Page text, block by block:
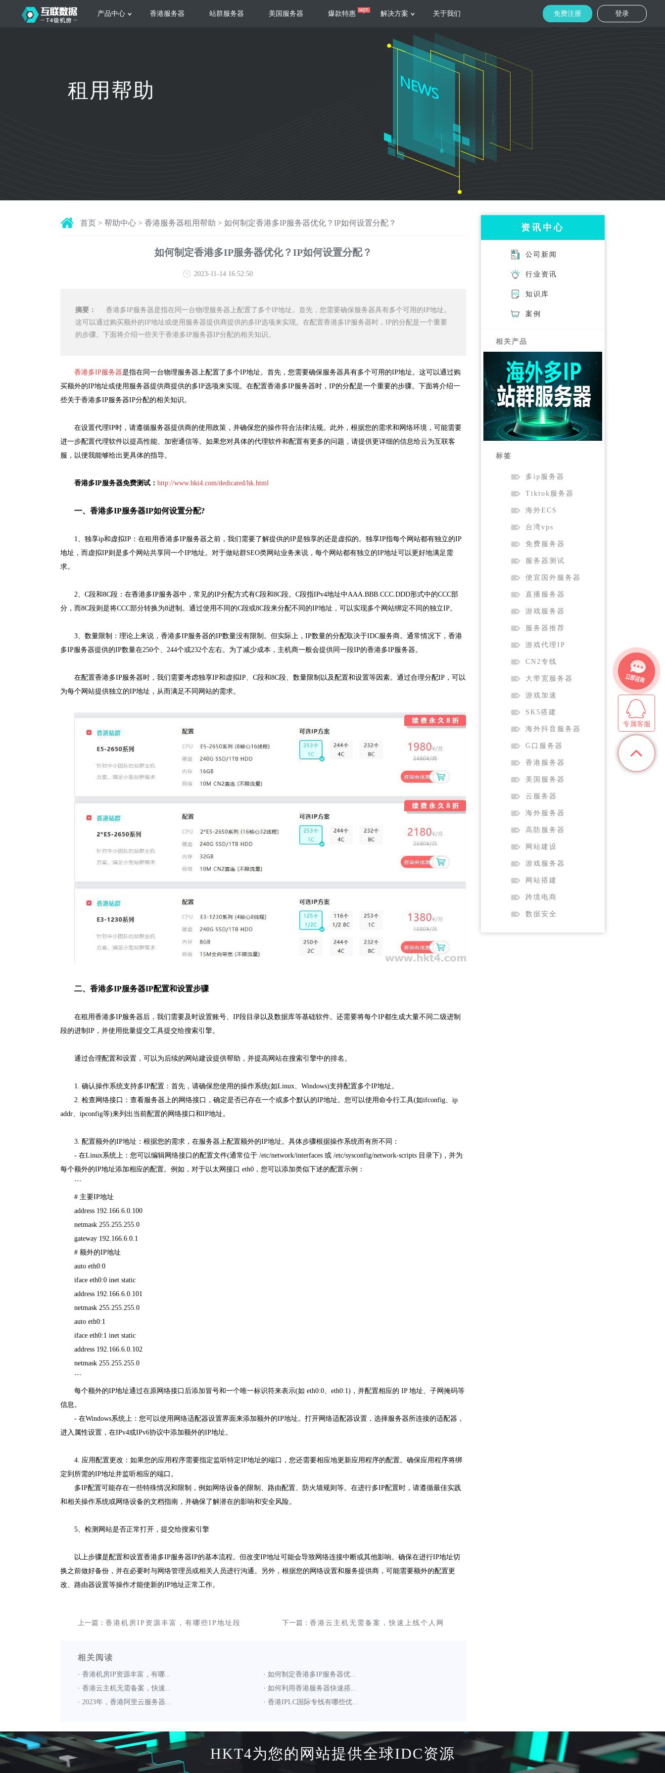
产品中心
新加坡服务器 台湾服务器
服务器托管
电信机柜租用 香港机柜租用
香港服务器 站群服务器 美国服务器 爆款特惠 解决方案
根据不同规模的网站提供可定制化的架
构和 一站式协助
集源视频存储、高效自动转码切片技术
以及 内容分发等功能，加速视频播放
大数据营销
低成本有效采集、分析、应用海量营销
数据，降 低20%的人工成本，做到精准
关于我们
服务支持
登录
免费注册
租用帮助
首页 > 帮助中心 > 香港服务器租用帮助 > 如何制定香港多IP服务器优化？IP如何设置分配？
如何制定香港多IP服务器优化？IP如何设置分配？
2023-11-14 16:52:50
摘要：
香港多IP服务器是指在同一台物理服务器上配置了多个IP地址。首先，您需要确保服务器具有多个可用的IP地址。
这可以通过购买额外的IP地址或使用服务器提供商提供的多IP选项来实现。在配置香港多IP服务器时，IP的分配是一个重要
的步骤。下面将介绍一些关于香港多IP服务器IP分配的相关知识。
香港多IP服务器是指在同一台物理服务器上配置了多个IP地址。首先，您需要确保服务器具有多个可用的IP地址。这可以通过购
买额外的IP地址或使用服务器提供商提供的多IP选项来实现。在配置香港多IP服务器时，IP的分配是一个重要的步骤。下面将介绍一
些关于香港多IP服务器IP分配的相关知识。
在设置代理IP时，请遵循服务器提供商的使用政策，并确保您的操作符合法律法规。此外，根据您的需求和网络环境，可能需要
进一步配置代理软件以提高性能、加密通信等。如果您对具体的代理软件和配置有更多的问题，请提供更详细的信息给云为互联客
服，以便我能够给出更具体的指导。
香港多IP服务器免费测试： http://www.hkt4.com/dedicated/hk.html
一、香港多IP服务器IP如何设置分配?
1、独享ip和虚拟IP：在租用香港多IP服务器之前，我们需要了解提供的IP是独享的还是虚拟的。独享IP指每个网站都有独立的IP
地址，而虚拟IP则是多个网站共享同一个IP地址。对于做站群SEO类网站业务来说，每个网站都有独立的IP地址可以更好地满足需
求。
2、C段和8C段：在香港多IP服务器中，常见的IP分配方式有C段和8C段。C段指IPv4地址中AAA.BBB.CCC.DDD形式中的CCC部
分，而8C段则是将CCC部分转换为8进制。通过使用不同的C段或8C段来分配不同的IP地址，可以实现多个网站绑定不同的独立IP。
3、数量限制：理论上来说，香港多IP服务器的IP数量没有限制。但实际上，IP数量的分配取决于IDC服务商。通常情况下，香港
多IP服务器提供的IP数量在250个、244个或232个左右。为了减少成本，主机商一般会提供同一段IP的香港多IP服务器。
在配置香港多IP服务器时，我们需要考虑独享IP和虚拟IP、C段和8C段、数量限制以及配置和设置等因素。通过合理分配IP，可以
为每个网站提供独立的IP地址，从而满足不同网站的需求。
二、香港多IP服务器IP配置和设置步骤
在租用香港多IP服务器后，我们需要及时设置账号、IP段目录以及数据库等基础软件。还需要将每个IP都生成大量不同二级进制
段的进制IP，并使用批量提交工具提交给搜索引擎。
通过合理配置和设置，可以为后续的网站建设提供帮助，并提高网站在搜索引擎中的排名。
1. 确认操作系统支持多IP配置：首先，请确保您使用的操作系统(如Linux、Windows)支持配置多个IP地址。
2. 检查网络接口：查看服务器上的网络接口，确定是否已存在一个或多个默认的IP地址。您可以使用命令行工具(如ifconfig、ip
addr、ipconfig等)来列出当前配置的网络接口和IP地址。
3. 配置额外的IP地址：根据您的需求，在服务器上配置额外的IP地址。具体步骤根据操作系统而有所不同：
- 在Linux系统上：您可以编辑网络接口的配置文件(通常位于 /etc/network/interfaces 或 /etc/sysconfig/network-scripts 目录下)，并为
每个额外的IP地址添加相应的配置。例如，对于以太网接口 eth0，您可以添加类似下述的配置示例：
```
# 主要IP地址
address 192.166.6.0.100
netmask 255.255.255.0
gateway 192.166.6.0.1
# 额外的IP地址
auto eth0:0
iface eth0:0 inet static
address 192.166.6.0.101
netmask 255.255.255.0
auto eth0:1
iface eth0:1 inet static
address 192.166.6.0.102
netmask 255.255.255.0
```
每个额外的IP地址通过在原网络接口后添加冒号和一个唯一标识符来表示(如 eth0:0、eth0:1)，并配置相应的 IP 地址、子网掩码等
信息。
- 在Windows系统上：您可以使用网络适配器设置界面来添加额外的IP地址。打开网络适配器设置，选择服务器所连接的适配器，
进入属性设置，在IPv4或IPv6协议中添加额外的IP地址。
4. 应用配置更改：如果您的应用程序需要指定监听特定IP地址的端口，您还需要相应地更新应用程序的配置。确保应用程序将绑
定到所需的IP地址并监听相应的端口。
多IP配置可能存在一些特殊情况和限制，例如网络设备的限制、路由配置、防火墙规则等。在进行多IP配置时，请遵循最佳实践
和相关操作系统或网络设备的文档指南，并确保了解潜在的影响和安全风险。
5、检测网站是否正常打开，提交给搜索引擎
以上步骤是配置和设置香港多IP服务器IP的基本流程。但改变IP地址可能会导致网络连接中断或其他影响。确保在进行IP地址切
换之前做好备份，并在必要时与网络管理员或相关人员进行沟通。另外，根据您的网络设置和服务提供商，可能需要额外的配置更
改、路由器设置等操作才能使新的IP地址正常工作。
上一篇： 香港机房IP资源丰富，有哪些IP地址段
下一篇： 香港云主机无需备案，快速上线个人网
相关阅读
· 香港机房IP资源丰富，有哪... · 如何制定香港多IP服务器优...
· 香港云主机无需备案，快速... · 如何利用香港服务器快速搭...
· 2023年，香港阿里云服务器... · 香港IPLC国际专线有哪些优...
资讯中心
公司新闻
行业资讯
知识库
案例
相关产品
标签
多ip服务器
Tiktok服务器
海外ECS
台湾vps
免费服务器
服务器测试
便宜国外服务器
直播服务器
游戏服务器
服务器推荐
游戏代理IP
CN2专线
大带宽服务器
游戏加速
SK5搭建
海外抖音服务器
G口服务器
香港服务器
美国服务器
云服务器
海外服务器
高防服务器
网站建设
游戏服务器
网站搭建
跨境电商
数据安全
HKT4为您的网站提供全球IDC资源
专属客服